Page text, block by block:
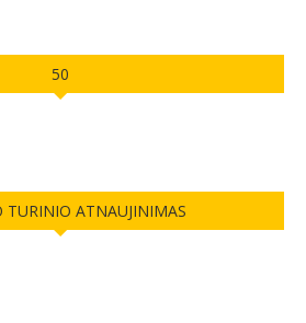
50
TURINIO ATNAUJINIMAS